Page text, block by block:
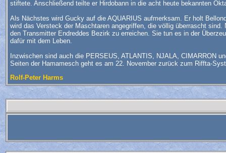
stiftete. Anschließend teilte er Hirdobann in die acht heute bekannten
Als Nächstes wird Gucky auf die AQUARIUS aufmerksam. Er holt
wird das Versteck der Maschtaren angegriffen, die völlig überrascht
den Transmitter Endreddes Bezirk zu erreichen. Sie tun es in der
dafür mit dem Leben.
Inzwischen sind auch die PERSEUS, ATLANTIS, NJALA, CIMARRON
Seiten der Hamamesch geht es am 22. November zurück zum Riffta-
Rolf-Peter Harms